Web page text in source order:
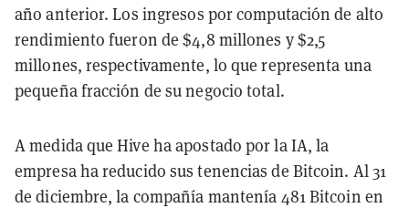
año anterior. Los ingresos por computación de alto
rendimiento fueron de $4,8 millones y $2,5
millones, respectivamente, lo que representa una
pequeña fracción de su negocio total.
A medida que Hive ha apostado por la IA, la
empresa ha reducido sus tenencias de Bitcoin. Al 31
de diciembre, la compañía mantenía 481 Bitcoin en